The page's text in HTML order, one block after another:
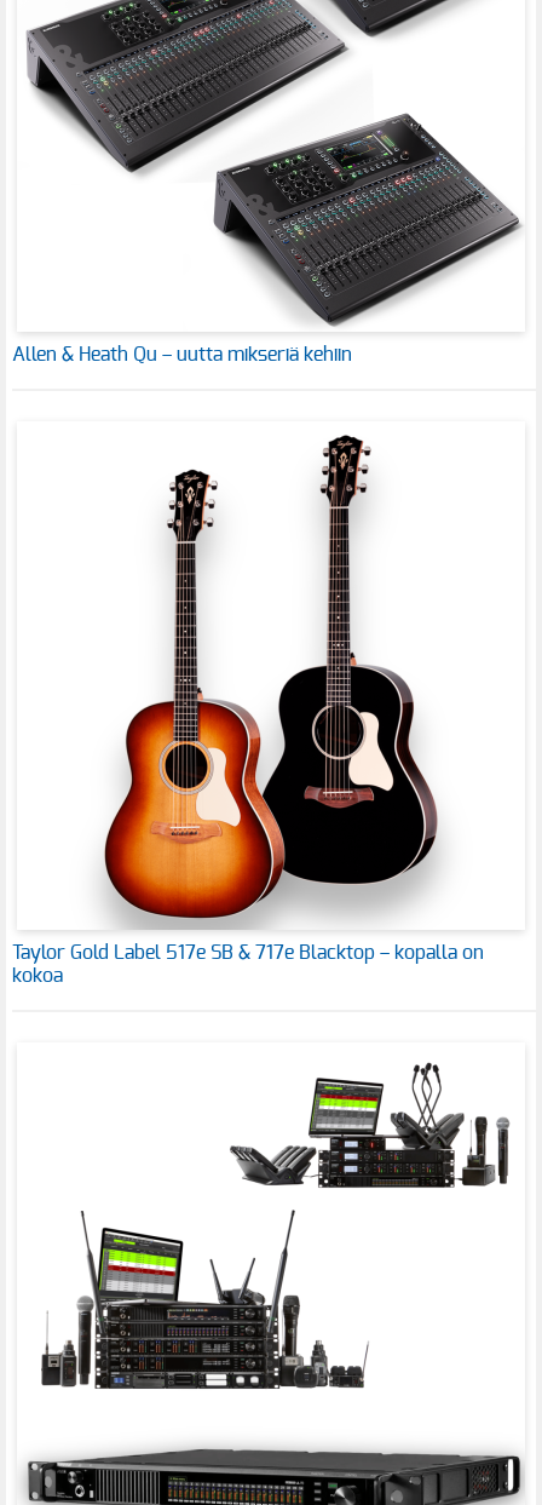
Allen & Heath Qu – uutta mikseriä kehiin
Taylor Gold Label 517e SB & 717e Blacktop – kopalla on
kokoa